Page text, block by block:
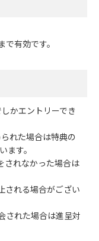
で有効です。
かエントリーでき
れた場合は特典の
ます。
されなかった場合は
される場合がござい
された場合は進呈対